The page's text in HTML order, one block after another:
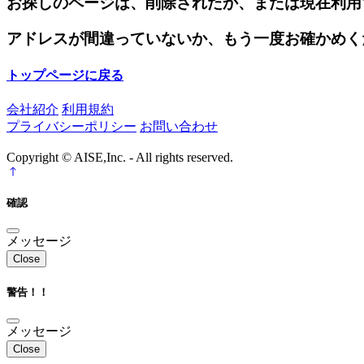
アドレスが間違っていないか、もう一度お確かめ
トップページに戻る
会社紹介 利用規約
プライバシーポリシー お問い合わせ
Copyright © AISE,Inc. - All rights reserved.
確認
メッセージ
Close
警告！！
メッセージ
Close